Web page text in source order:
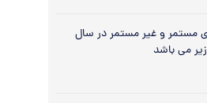
مستمر و غیر مستمر در سال